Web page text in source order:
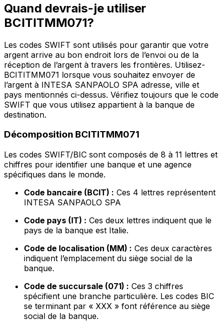
Quand devrais-je utiliser
BCITITMM071?
Les codes SWIFT sont utilisés pour garantir que votre
argent arrive au bon endroit lors de l’envoi ou de la
réception de l’argent à travers les frontières. Utilisez-
BCITITMM071 lorsque vous souhaitez envoyer de
l’argent à INTESA SANPAOLO SPA adresse, ville et
pays mentionnés ci-dessus. Vérifiez toujours que le code
SWIFT que vous utilisez appartient à la banque de
destination.
Décomposition BCITITMM071
Les codes SWIFT/BIC sont composés de 8 à 11 lettres et
chiffres pour identifier une banque et une agence
spécifiques dans le monde.
Code bancaire (BCIT) : Ces 4 lettres représentent
INTESA SANPAOLO SPA
Code pays (IT) : Ces deux lettres indiquent que le
pays de la banque est Italie.
Code de localisation (MM) : Ces deux caractères
indiquent l’emplacement du siège social de la
banque.
Code de succursale (071) : Ces 3 chiffres
spécifient une branche particulière. Les codes BIC
se terminant par « XXX » font référence au siège
social de la banque.